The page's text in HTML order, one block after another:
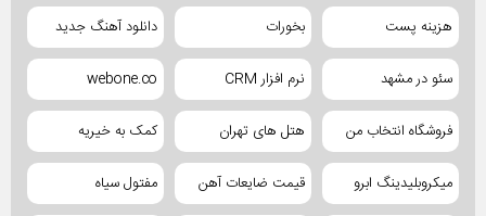
هزینه پست بخورات دانلود آهنگ جدید
سئو در مشهد نرم افزار CRM webone.co
فروشگاه انتخاب من هتل های تهران کمک به خیریه
میکروبلیدینگ ابرو قیمت ضایعات آهن مفتول سیاه